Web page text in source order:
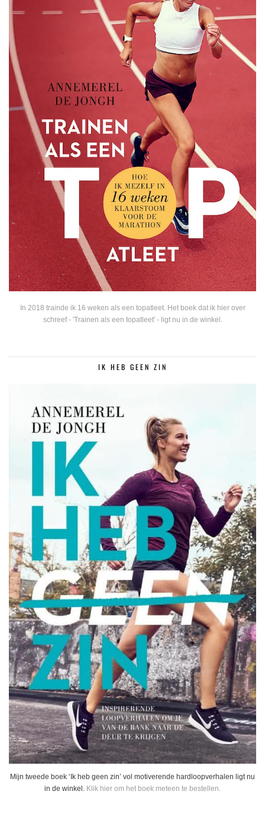
In 2018 trainde ik 16 weken als een topatleet. Het boek dat ik hier over
schreef - 'Trainen als een topatleet' - ligt nu in de winkel.
IK HEB GEEN ZIN
Mijn tweede boek ‘Ik heb geen zin’ vol motiverende hardloopverhalen ligt nu
in de winkel. Klik hier om het boek meteen te bestellen.